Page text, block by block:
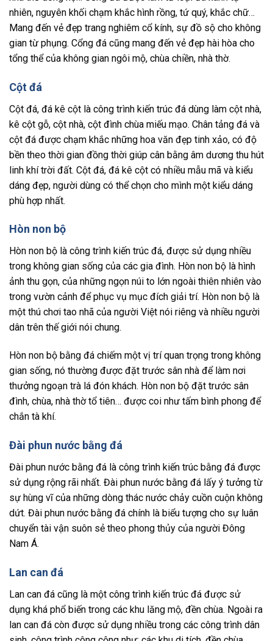
nhiên, nguyên khối chạm khắc hình rồng, tứ quý, khắc chữ…
Mang đến vẻ đẹp trang nghiêm cổ kính, sự đồ sộ cho không
gian từ phụng. Cổng đá cũng mang đến vẻ đẹp hài hòa cho
tổng thể của không gian ngôi mộ, chùa chiền, nhà thờ.
Cột đá
Cột đá, đá kê cột là công trình kiến trúc đá dùng làm cột nhà,
kê cột gỗ, cột nhà, cột đình chùa miếu mạo. Chân tảng đá và
cột đá được chạm khắc những hoa văn đẹp tinh xảo, có độ
bền theo thời gian đồng thời giúp cân bằng âm dương thu hút
linh khí trời đất. Cột đá, đá kê cột có nhiều mẫu mã và kiểu
dáng đẹp, người dùng có thể chọn cho mình một kiểu dáng
phù hợp nhất.
Hòn non bộ
Hòn non bộ là công trình kiến trúc đá, được sử dụng nhiều
trong không gian sống của các gia đình. Hòn non bộ là hình
ảnh thu gọn, của những ngọn núi to lớn ngoài thiên nhiên vào
trong vườn cảnh để phục vụ mục đích giải trí. Hòn non bộ là
một thú chơi tao nhã của người Việt nói riêng và nhiều người
dân trên thế giới nói chung.
Hòn non bộ bằng đá chiếm một vị trí quan trọng trong không
gian sống, nó thường được đặt trước sân nhà để làm nơi
thưởng ngoạn trà lá đón khách. Hòn non bộ đặt trước sân
đình, chùa, nhà thờ tổ tiên… được coi như tấm bình phong để
chắn tà khí.
Đài phun nước bằng đá
Đài phun nước bằng đá là công trình kiến trúc bằng đá được
sử dụng rộng rãi nhất. Đài phun nước bằng đá lấy ý tưởng từ
sự hùng vĩ của những dòng thác nước chảy cuồn cuộn không
dứt. Đài phun nước bằng đá chính là biểu tượng cho sự luân
chuyển tài vận suôn sẻ theo phong thủy của người Đông
Nam Á.
Lan can đá
Lan can đá cũng là một công trình kiến trúc đá được sử
dụng khá phổ biến trong các khu lăng mộ, đền chùa. Ngoài ra
lan can đá còn được sử dụng nhiều trong các công trình dân